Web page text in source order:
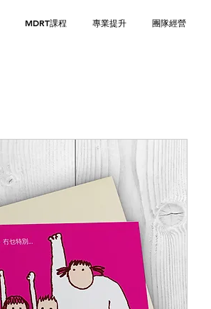
MDRT課程 專業提升 團隊經營